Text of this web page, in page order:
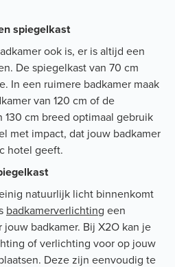
spiegelkast
ook is, er is altijd een
De spiegelkast van 70 cm
In een ruimere badkamer maak
van 120 cm of de
130 cm breed optimaal gebruik
met impact, dat jouw badkamer
hotel geeft.
natuurlijk licht binnenkomt
badkamerverlichting een
badkamer. Bij X2O kan je
of verlichting voor op jouw
Deze zijn eenvoudig te